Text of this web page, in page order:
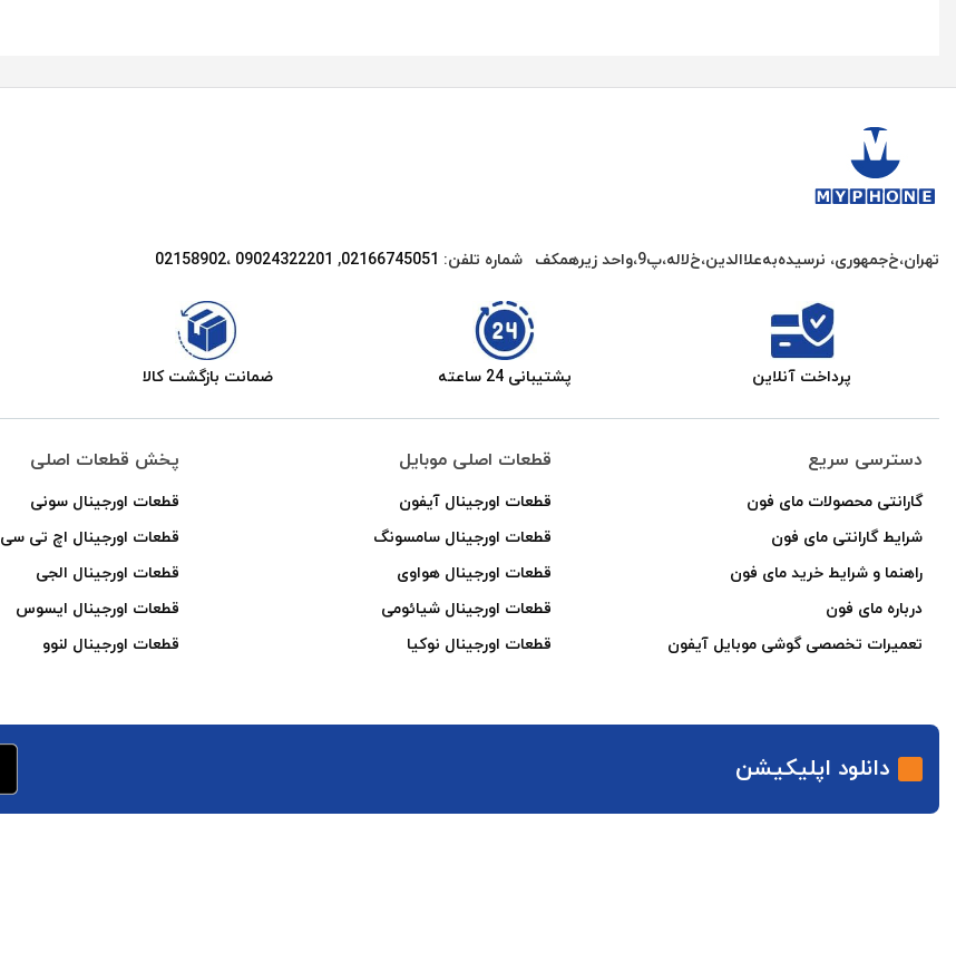
تهران،خ‌جمهوری، نرسیده‌به‌علاالدین،‌خ‌لاله،‌پ9،واحد زیرهمکف شماره تلفن: 02166745051‌
, 09024322201 ،02158902
پرداخت آنلاین پشتیبانی 24 ساعته ضمانت بازگشت کالا
دسترسی سریع
گارانتی محصولات مای فون
شرایط گارانتی مای فون
راهنما و شرایط خرید مای فون
درباره مای فون
تعمیرات تخصصی گوشی موبایل آیفون
قطعات اصلی موبایل
قطعات اورجینال آیفون
قطعات اورجینال سامسونگ
قطعات اورجینال هواوی
قطعات اورجینال شیائومی
قطعات اورجینال نوکیا
پخش قطعات اصلی
قطعات اورجینال سونی
قطعات اورجینال اچ تی سی
قطعات اورجینال الجی
قطعات اورجینال ایسوس
قطعات اورجینال لنوو
دانلود اپلیکیشن